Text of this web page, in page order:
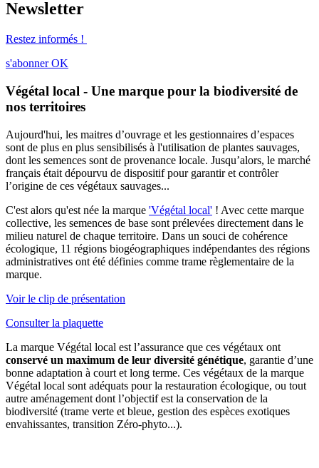
Newsletter
Restez informés !
s'abonner OK
Végétal local - Une marque pour la biodiversité de
nos territoires
Aujourd'hui, les maitres d’ouvrage et les gestionnaires d’espaces
sont de plus en plus sensibilisés à l'utilisation de plantes sauvages,
dont les semences sont de provenance locale. Jusqu’alors, le marché
français était dépourvu de dispositif pour garantir et contrôler
l’origine de ces végétaux sauvages...
C'est alors qu'est née la marque 'Végétal local' ! Avec cette marque
collective, les semences de base sont prélevées directement dans le
milieu naturel de chaque territoire. Dans un souci de cohérence
écologique, 11 régions biogéographiques indépendantes des régions
administratives ont été définies comme trame règlementaire de la
marque.
Voir le clip de présentation
Consulter la plaquette
La marque Végétal local est l’assurance que ces végétaux ont
conservé un maximum de leur diversité génétique, garantie d’une
bonne adaptation à court et long terme. Ces végétaux de la marque
Végétal local sont adéquats pour la restauration écologique, ou tout
autre aménagement dont l’objectif est la conservation de la
biodiversité (trame verte et bleue, gestion des espèces exotiques
envahissantes, transition Zéro-phyto...).